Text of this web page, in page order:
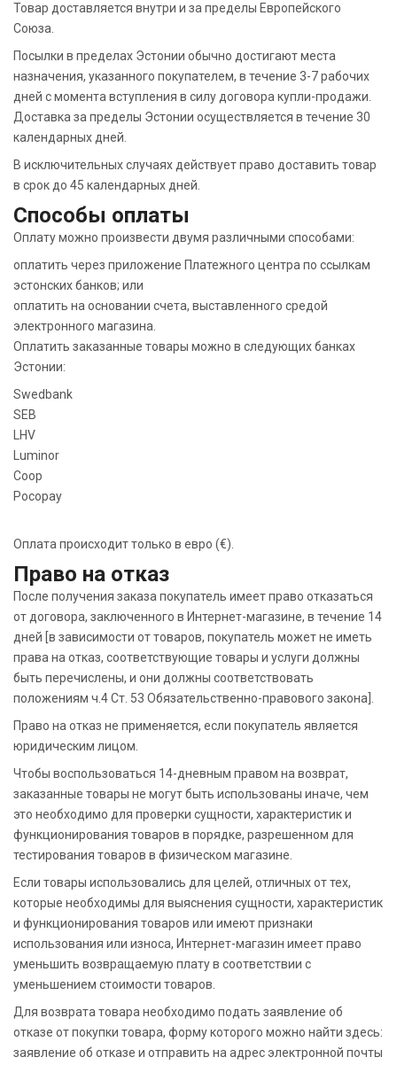
Товар доставляется внутри и за пределы Европейского
Союза.
Посылки в пределах Эстонии обычно достигают места
назначения, указанного покупателем, в течение 3-7 рабочих
дней с момента вступления в силу договора купли-продажи.
Доставка за пределы Эстонии осуществляется в течение 30
календарных дней.
В исключительных случаях действует право доставить товар
в срок до 45 календарных дней.
Способы оплаты
Оплату можно произвести двумя различными способами:
оплатить через приложение Платежного центра по ссылкам
эстонских банков; или
оплатить на основании счета, выставленного средой
электронного магазина.
Оплатить заказанные товары можно в следующих банках
Эстонии:
Swedbank
SEB
LHV
Luminor
Coop
Pocopay
Оплата происходит только в евро (€).
Право на отказ
После получения заказа покупатель имеет право отказаться
от договора, заключенного в Интернет-магазине, в течение 14
дней [в зависимости от товаров, покупатель может не иметь
права на отказ, соответствующие товары и услуги должны
быть перечислены, и они должны соответствовать
положениям ч.4 Ст. 53 Обязательственно-правового закона].
Право на отказ не применяется, если покупатель является
юридическим лицом.
Чтобы воспользоваться 14-дневным правом на возврат,
заказанные товары не могут быть использованы иначе, чем
это необходимо для проверки сущности, характеристик и
функционирования товаров в порядке, разрешенном для
тестирования товаров в физическом магазине.
Если товары использовались для целей, отличных от тех,
которые необходимы для выяснения сущности, характеристик
и функционирования товаров или имеют признаки
использования или износа, Интернет-магазин имеет право
уменьшить возвращаемую плату в соответствии с
уменьшением стоимости товаров.
Для возврата товара необходимо подать заявление об
отказе от покупки товара, форму которого можно найти здесь:
заявление об отказе и отправить на адрес электронной почты